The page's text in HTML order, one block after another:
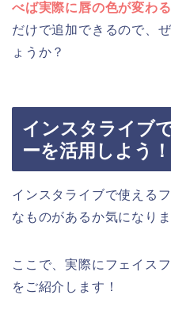
べば実際に唇の色が変わる
だけで追加できるので、
ょうか？
インスタライブ
ーを活用しよう！
インスタライブで使える
なものがあるか気になり
ここで、実際にフェイス
をご紹介します！